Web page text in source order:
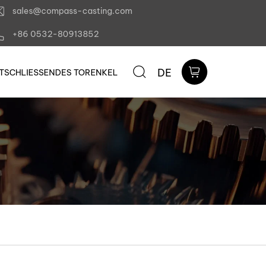
sales@compass-casting.com
+86 0532-80913852
TORENKEL DE